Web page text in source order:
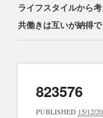
ライフスタイルから
共働きは互いが納得
823576
PUBLISHED 15/12/